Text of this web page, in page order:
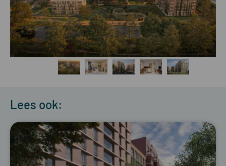
Lees ook: